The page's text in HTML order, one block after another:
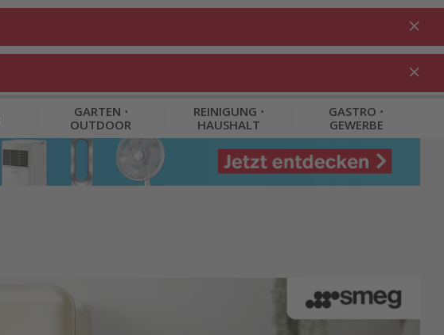
Warenkorb
GARTEN ⋅
OUTDOOR
REINIGUNG ⋅
HAUSHALT
GASTRO ⋅
GEWERBE